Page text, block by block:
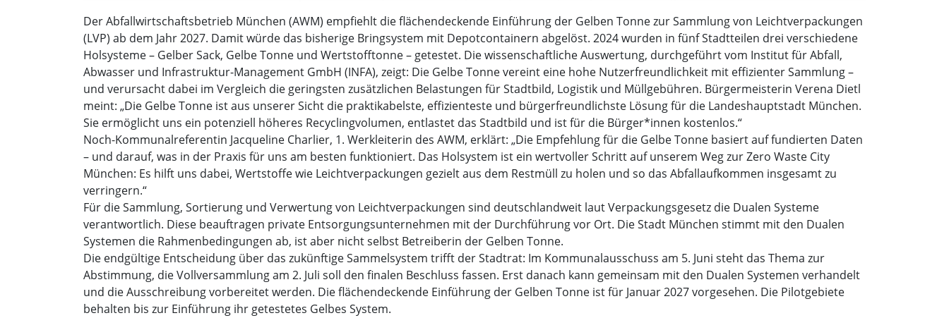
Der Abfallwirtschaftsbetrieb München (AWM) empfiehlt die flächendeckende Einführung der Gelben Tonne zur Sammlung von Leichtverpackungen
(LVP) ab dem Jahr 2027. Damit würde das bisherige Bringsystem mit Depotcontainern abgelöst. 2024 wurden in fünf Stadtteilen drei verschiedene
Holsysteme – Gelber Sack, Gelbe Tonne und Wertstofftonne – getestet. Die wissenschaftliche Auswertung, durchgeführt vom Institut für Abfall,
Abwasser und Infrastruktur-Management GmbH (INFA), zeigt: Die Gelbe Tonne vereint eine hohe Nutzerfreundlichkeit mit effizienter Sammlung –
und verursacht dabei im Vergleich die geringsten zusätzlichen Belastungen für Stadtbild, Logistik und Müllgebühren. Bürgermeisterin Verena Dietl
meint: „Die Gelbe Tonne ist aus unserer Sicht die praktikabelste, effizienteste und bürgerfreundlichste Lösung für die Landeshauptstadt München.
Sie ermöglicht uns ein potenziell höheres Recyclingvolumen, entlastet das Stadtbild und ist für die Bürger*innen kostenlos.“
Noch-Kommunalreferentin Jacqueline Charlier, 1. Werkleiterin des AWM, erklärt: „Die Empfehlung für die Gelbe Tonne basiert auf fundierten Daten
– und darauf, was in der Praxis für uns am besten funktioniert. Das Holsystem ist ein wertvoller Schritt auf unserem Weg zur Zero Waste City
München: Es hilft uns dabei, Wertstoffe wie Leichtverpackungen gezielt aus dem Restmüll zu holen und so das Abfallaufkommen insgesamt zu
verringern.“
Für die Sammlung, Sortierung und Verwertung von Leichtverpackungen sind deutschlandweit laut Verpackungsgesetz die Dualen Systeme
verantwortlich. Diese beauftragen private Entsorgungsunternehmen mit der Durchführung vor Ort. Die Stadt München stimmt mit den Dualen
Systemen die Rahmenbedingungen ab, ist aber nicht selbst Betreiberin der Gelben Tonne.
Die endgültige Entscheidung über das zukünftige Sammelsystem trifft der Stadtrat: Im Kommunalausschuss am 5. Juni steht das Thema zur
Abstimmung, die Vollversammlung am 2. Juli soll den finalen Beschluss fassen. Erst danach kann gemeinsam mit den Dualen Systemen verhandelt
und die Ausschreibung vorbereitet werden. Die flächendeckende Einführung der Gelben Tonne ist für Januar 2027 vorgesehen. Die Pilotgebiete
behalten bis zur Einführung ihr getestetes Gelbes System.